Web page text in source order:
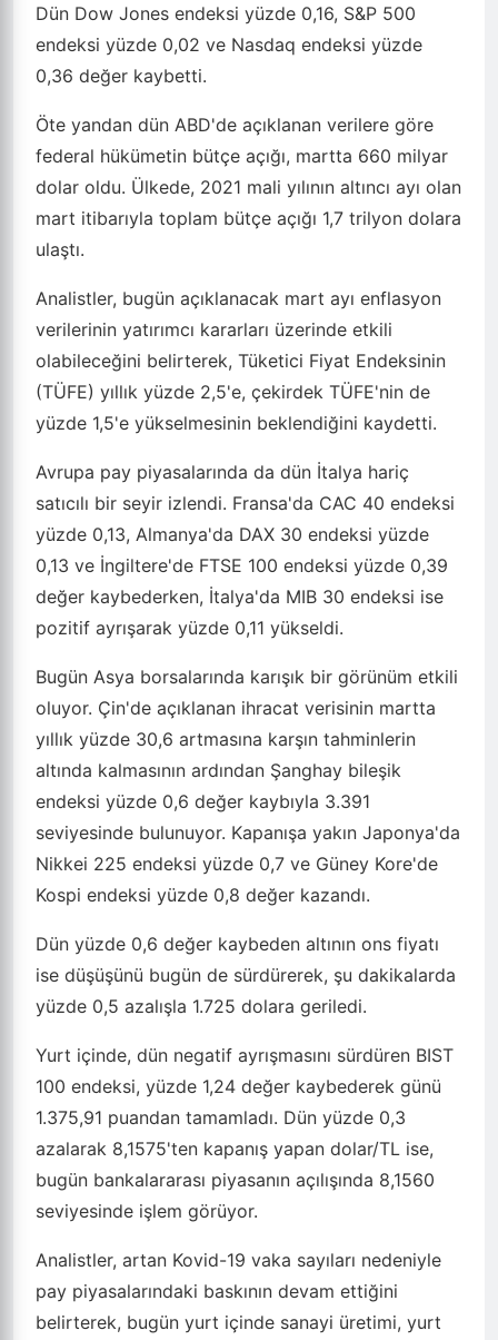
Dün Dow Jones endeksi yüzde 0,16, S&P 500
endeksi yüzde 0,02 ve Nasdaq endeksi yüzde
0,36 değer kaybetti.
Öte yandan dün ABD'de açıklanan verilere göre
federal hükümetin bütçe açığı, martta 660 milyar
dolar oldu. Ülkede, 2021 mali yılının altıncı ayı olan
mart itibarıyla toplam bütçe açığı 1,7 trilyon dolara
ulaştı.
Analistler, bugün açıklanacak mart ayı enflasyon
verilerinin yatırımcı kararları üzerinde etkili
olabileceğini belirterek, Tüketici Fiyat Endeksinin
(TÜFE) yıllık yüzde 2,5'e, çekirdek TÜFE'nin de
yüzde 1,5'e yükselmesinin beklendiğini kaydetti.
Avrupa pay piyasalarında da dün İtalya hariç
satıcılı bir seyir izlendi. Fransa'da CAC 40 endeksi
yüzde 0,13, Almanya'da DAX 30 endeksi yüzde
0,13 ve İngiltere'de FTSE 100 endeksi yüzde 0,39
değer kaybederken, İtalya'da MIB 30 endeksi ise
pozitif ayrışarak yüzde 0,11 yükseldi.
Bugün Asya borsalarında karışık bir görünüm etkili
oluyor. Çin'de açıklanan ihracat verisinin martta
yıllık yüzde 30,6 artmasına karşın tahminlerin
altında kalmasının ardından Şanghay bileşik
endeksi yüzde 0,6 değer kaybıyla 3.391
seviyesinde bulunuyor. Kapanışa yakın Japonya'da
Nikkei 225 endeksi yüzde 0,7 ve Güney Kore'de
Kospi endeksi yüzde 0,8 değer kazandı.
Dün yüzde 0,6 değer kaybeden altının ons fiyatı
ise düşüşünü bugün de sürdürerek, şu dakikalarda
yüzde 0,5 azalışla 1.725 dolara geriledi.
Yurt içinde, dün negatif ayrışmasını sürdüren BIST
100 endeksi, yüzde 1,24 değer kaybederek günü
1.375,91 puandan tamamladı. Dün yüzde 0,3
azalarak 8,1575'ten kapanış yapan dolar/TL ise,
bugün bankalararası piyasanın açılışında 8,1560
seviyesinde işlem görüyor.
Analistler, artan Kovid-19 vaka sayıları nedeniyle
pay piyasalarındaki baskının devam ettiğini
belirterek, bugün yurt içinde sanayi üretimi, yurt